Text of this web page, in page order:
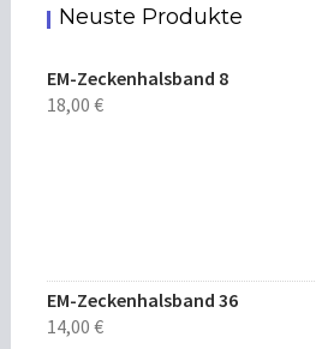
Neuste Produkte
EM-Zeckenhalsband 8
18,00€
EM-Zeckenhalsband 36
14,00€